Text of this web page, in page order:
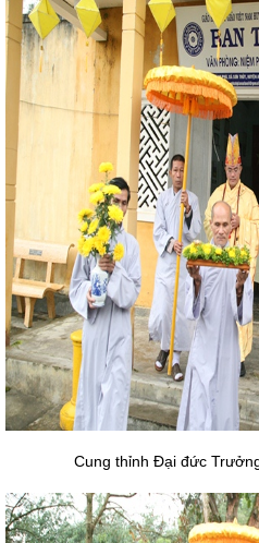
Cung thỉnh Đại đức